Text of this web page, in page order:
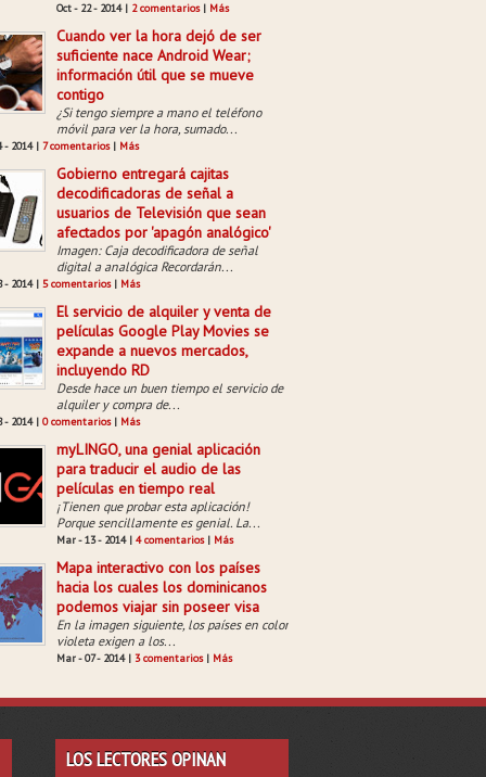
Oct - 22 - 2014 | 2 comentarios| Más
Cuando ver la hora dejó de ser
suficiente nace Android Wear;
información útil que se mueve
contigo
¿Si tengo siempre a mano el teléfono
móvil para ver la hora, sumado...
- 2014 | 7 comentarios| Más
Gobierno entregará cajitas
decodificadoras de señal a
usuarios de Televisión que sean
afectados por 'apagón analógico'
Imagen: Caja decodificadora de señal
digital a analógica Recordarán...
- 2014 | 5 comentarios| Más
El servicio de alquiler y venta de
películas Google Play Movies se
expande a nuevos mercados,
incluyendo RD
Desde hace un buen tiempo el servicio de
alquiler y compra de...
- 2014 | 0 comentarios| Más
myLINGO, una genial aplicación
para traducir el audio de las
películas en tiempo real
¡Tienen que probar esta aplicación!
Porque sencillamente es genial. La...
Mar - 13 - 2014 | 4 comentarios| Más
Mapa interactivo con los países
hacia los cuales los dominicanos
podemos viajar sin poseer visa
En la imagen siguiente, los países en color
violeta exigen a los...
Mar - 07 - 2014 | 3 comentarios| Más
LOS LECTORES OPINAN